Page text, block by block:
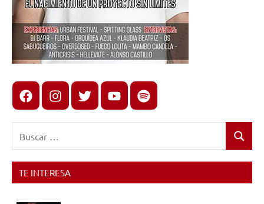
FacebookInstagram
X youtubespotify
Buscar
TE INTERESA